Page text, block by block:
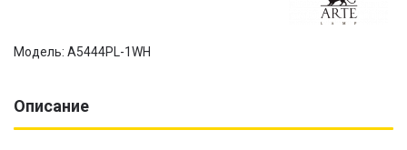
Модель: A5444PL-1WH
Описание